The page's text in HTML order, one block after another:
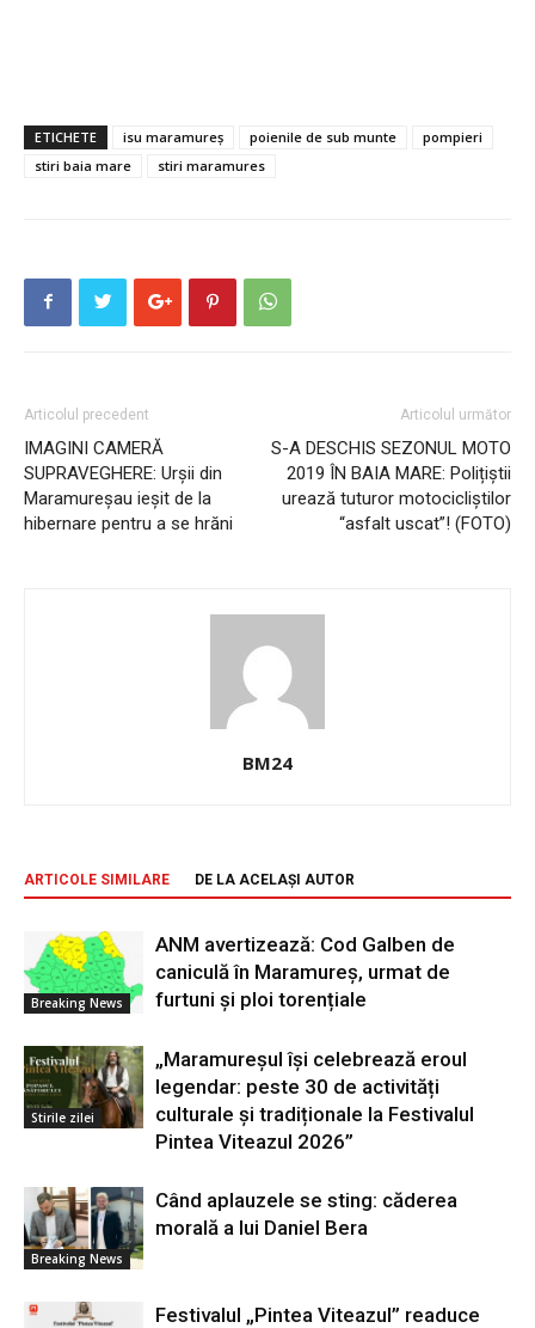
ETICHETE isu maramureș poienile de sub munte
pompieri
stiri baia mare
stiri maramures
Articolul precedent
IMAGINI CAMERĂ
SUPRAVEGHERE: Urșii din
Maramureșau ieșit de la
hibernare pentru a se hrăni
Articolul următor
S-A DESCHIS SEZONUL MOTO
2019 ÎN BAIA MARE: Polițiștii
urează tuturor motocicliştilor
“asfalt uscat”! (FOTO)
BM24
ARTICOLE SIMILARE DE LA ACELAȘI AUTOR
Breaking News
ANM avertizează: Cod Galben de
caniculă în Maramureș, urmat de
furtuni și ploi torențiale
Stirile zilei
„Maramureșul își celebrează eroul
legendar: peste 30 de activități
culturale și tradiționale la Festivalul
Pintea Viteazul 2026”
Breaking News
Când aplauzele se sting: căderea
morală a lui Daniel Bera
Festivalul „Pintea Viteazul” readuce